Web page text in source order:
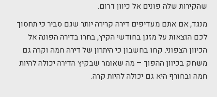
שהקירות שלה פונים אל כיוון דרום.
מנגד, אם אתם מעדיפים דירה קרירה יותר שגם סביר כי תחסוך
לכם הוצאות על מזגן בחודשי הקיץ, בחרו בדירה הפונה אל
הכיוון הצפוני. קחו בחשבון כי היתרון של דירה חמה וקרה גם
משחק בכיוון ההפוך – מה שאומר שבקיץ הדירה יכולה להיות
חמה ובחורף היא גם יכולה להיות קרה.